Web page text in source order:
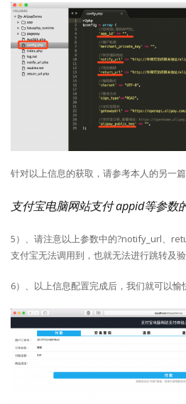
针对以上信息的获取，请参考本人的另一
支付宝电脑网站支付 appid等参数
5）、请注意以上参数中的?notify_url、
支付宝无法调用到，也就无法进行跳转及验
6）、以上信息配置完成后，我们就可以愉